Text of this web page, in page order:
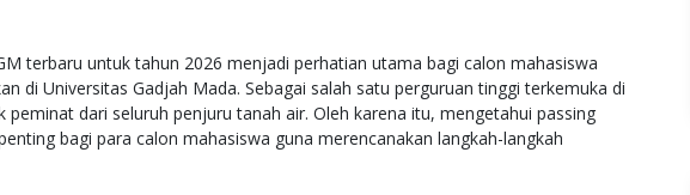
terbaru untuk tahun 2026 menjadi perhatian utama bagi calon mahasiswa
di Universitas Gadjah Mada. Sebagai salah satu perguruan tinggi terkemuka di
peminat dari seluruh penjuru tanah air. Oleh karena itu, mengetahui passing
bagi para calon mahasiswa guna merencanakan langkah-langkah